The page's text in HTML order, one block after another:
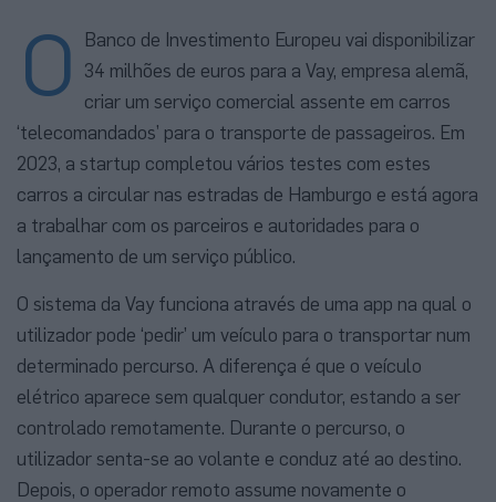
O
Banco de Investimento Europeu vai disponibilizar
34 milhões de euros para a Vay, empresa alemã,
criar um serviço comercial assente em carros
‘telecomandados’ para o transporte de passageiros. Em
2023, a startup completou vários testes com estes
carros a circular nas estradas de Hamburgo e está agora
a trabalhar com os parceiros e autoridades para o
lançamento de um serviço público.
O sistema da Vay funciona através de uma app na qual o
utilizador pode ‘pedir’ um veículo para o transportar num
determinado percurso. A diferença é que o veículo
elétrico aparece sem qualquer condutor, estando a ser
controlado remotamente. Durante o percurso, o
utilizador senta-se ao volante e conduz até ao destino.
Depois, o operador remoto assume novamente o